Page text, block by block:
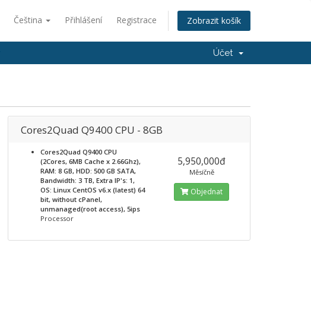
Čeština Přihlášení Registrace Zobrazit košík
Účet
Cores2Quad Q9400 CPU - 8GB
Cores2Quad Q9400 CPU
(2Cores, 6MB Cache x 2.66Ghz),
RAM: 8 GB, HDD: 500 GB SATA,
Bandwidth: 3 TB, Extra IP's: 1,
OS: Linux CentOS v6.x (latest) 64
bit, without cPanel,
unmanaged(root access), 5ips
Processor
5,950,000đ
Měsíčně
Objednat